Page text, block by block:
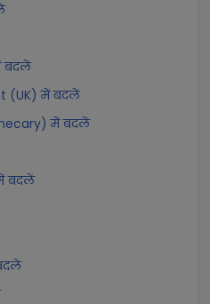
बदलें
(UK) में बदलें
में बदलें
बदलें